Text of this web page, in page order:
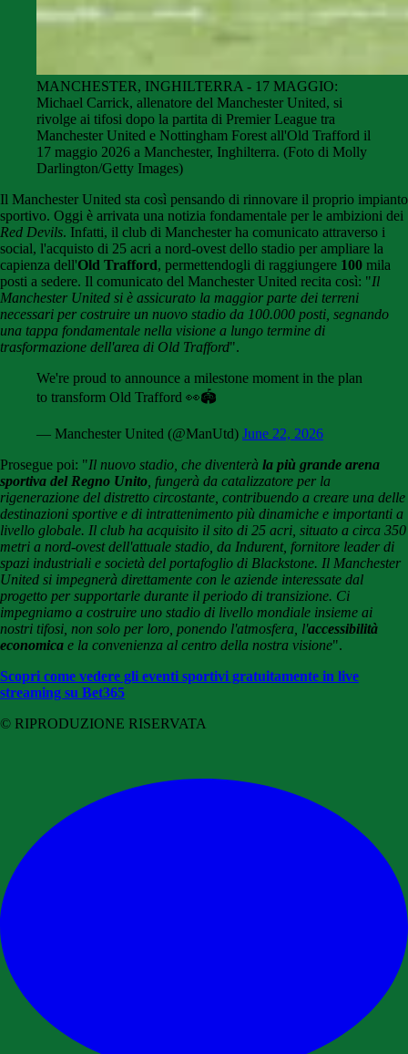
MANCHESTER, INGHILTERRA - 17 MAGGIO:
Michael Carrick, allenatore del Manchester United, si
rivolge ai tifosi dopo la partita di Premier League tra
Manchester United e Nottingham Forest all'Old Trafford il
17 maggio 2026 a Manchester, Inghilterra. (Foto di Molly
Darlington/Getty Images)
Il Manchester United sta così pensando di rinnovare il proprio impianto
sportivo. Oggi è arrivata una notizia fondamentale per le ambizioni dei
Red Devils. Infatti, il club di Manchester ha comunicato attraverso i
social, l'acquisto di 25 acri a nord-ovest dello stadio per ampliare la
capienza dell'Old Trafford, permettendogli di raggiungere 100 mila
posti a sedere. Il comunicato del Manchester United recita così: "Il
Manchester United si è assicurato la maggior parte dei terreni
necessari per costruire un nuovo stadio da 100.000 posti, segnando
una tappa fondamentale nella visione a lungo termine di
trasformazione dell'area di Old Trafford".
We're proud to announce a milestone moment in the plan
to transform Old Trafford 👀🏟️
— Manchester United (@ManUtd) June 22, 2026
Prosegue poi: "Il nuovo stadio, che diventerà la più grande arena
sportiva del Regno Unito , fungerà da catalizzatore per la
rigenerazione del distretto circostante, contribuendo a creare una delle
destinazioni sportive e di intrattenimento più dinamiche e importanti a
livello globale. Il club ha acquisito il sito di 25 acri, situato a circa 350
metri a nord-ovest dell'attuale stadio, da Indurent, fornitore leader di
spazi industriali e società del portafoglio di Blackstone. Il Manchester
United si impegnerà direttamente con le aziende interessate dal
progetto per supportarle durante il periodo di transizione. Ci
impegniamo a costruire uno stadio di livello mondiale insieme ai
nostri tifosi, non solo per loro, ponendo l'atmosfera, l'accessibilità
economica e la convenienza al centro della nostra visione".
Scopri come vedere gli eventi sportivi gratuitamente in live
streaming su Bet365
© RIPRODUZIONE RISERVATA